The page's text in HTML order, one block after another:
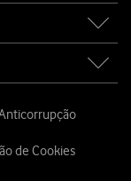
de Cookies